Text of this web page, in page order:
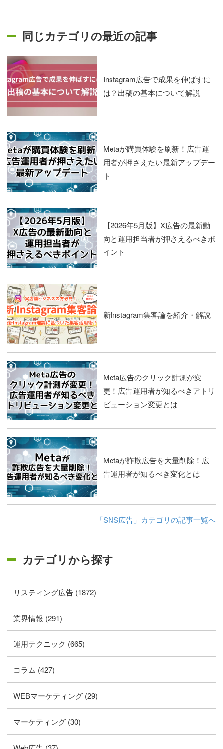
同じカテゴリの最近の記事
Instagram広告で成果を伸ばすに
は？出稿の基本について解説
Metaが購買体験を刷新！広告運
用者が押さえたい最新アップデー
ト
【2026年5月版】X広告の最新動
向と運用担当者が押さえるべきポ
イント
新Instagram集客論を紹介・解説
Meta広告のクリック計測が変
更！広告運用者が知るべきアトリ
ビューション変更とは
Metaが詐欺広告を大量削除！広
告運用者が知るべき変化とは
「SNS広告」カテゴリの記事一覧へ
カテゴリから探す
リスティング広告 (1872)
業界情報 (291)
運用テクニック (665)
コラム (427)
WEBマーケティング (29)
マーケティング (30)